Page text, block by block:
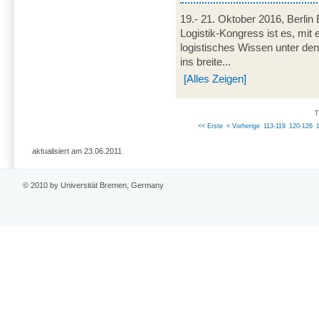
19.- 21. Oktober 2016,
Logistik-Kongress ist es, mit
logistisches Wissen unter
ins breite...
[Alles Zeigen]
<< Erste < Vorherige 113-119 120-126
aktualisiert am 23.06.2011
© 2010 by Universität Bremen, Germany